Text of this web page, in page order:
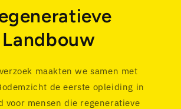
Landbouw
maakten we samen met
de eerste opleiding in
voor mensen die regeneratieve